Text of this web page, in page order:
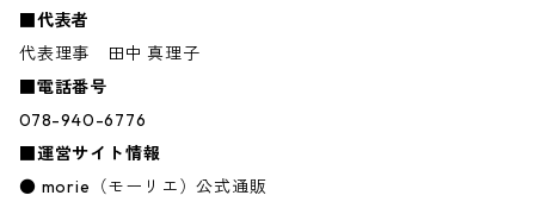
■代表者
代表理事 田中 真理子
■電話番号
078-940-6776
■運営サイト情報
● morie（モーリエ）公式通販